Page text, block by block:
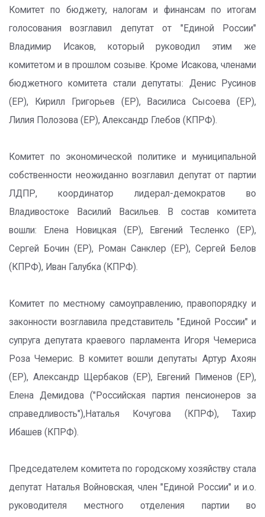
Комитет по бюджету, налогам и финансам по итогам
голосования возглавил депутат от "Единой России"
Владимир Исаков, который руководил этим же
комитетом и в прошлом созыве. Кроме Исакова, членами
бюджетного комитета стали депутаты: Денис Русинов
(ЕР), Кирилл Григорьев (ЕР), Василиса Сысоева (ЕР),
Лилия Полозова (ЕР), Александр Глебов (КПРФ).
Комитет по экономической политике и муниципальной
собственности неожиданно возглавил депутат от партии
ЛДПР, координатор лидерал-демократов во
Владивостоке Василий Васильев. В состав комитета
вошли: Елена Новицкая (ЕР), Евгений Тесленко (ЕР),
Сергей Бочин (ЕР), Роман Санклер (ЕР), Сергей Белов
(КПРФ), Иван Галубка (КПРФ).
Комитет по местному самоуправлению, правопорядку и
законности возглавила представитель "Единой России" и
супруга депутата краевого парламента Игоря Чемериса
Роза Чемерис. В комитет вошли депутаты Артур Ахоян
(ЕР), Александр Щербаков (ЕР), Евгений Пименов (ЕР),
Елена Демидова ("Российская партия пенсионеров за
справедливость"),Наталья Кочугова (КПРФ), Тахир
Ибашев (КПРФ).
Председателем комитета по городскому хозяйству стала
депутат Наталья Войновская, член "Единой России" и и.о.
руководителя местного отделения партии во